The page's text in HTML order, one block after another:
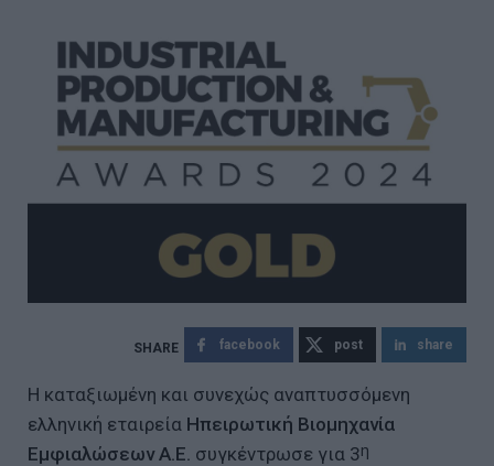
facebook post share
Η καταξιωμένη και συνεχώς αναπτυσσόμενη
ελληνική εταιρεία Ηπειρωτική Βιομηχανία
Εμφιαλώσεων Α.Ε. συγκέντρωσε για 3η